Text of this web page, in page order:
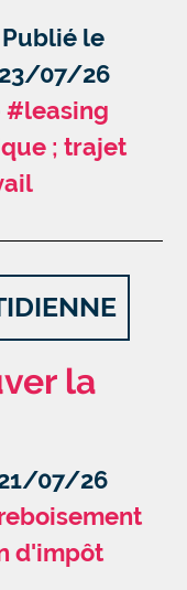
Publié le
23/07/26
#leasing
; trajet
la
07/26
d'impôt